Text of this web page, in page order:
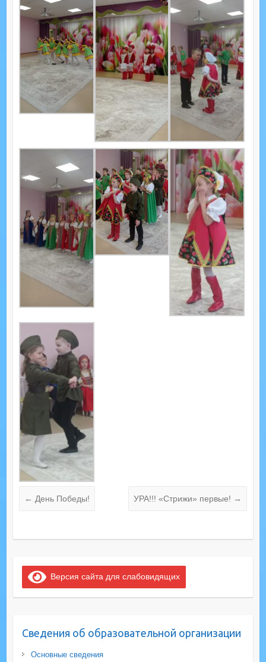
← День Победы! УРА!!! «Стрижи» первые! →
Версия сайта для слабовидящих
Сведения об образовательной организации
Основные сведения